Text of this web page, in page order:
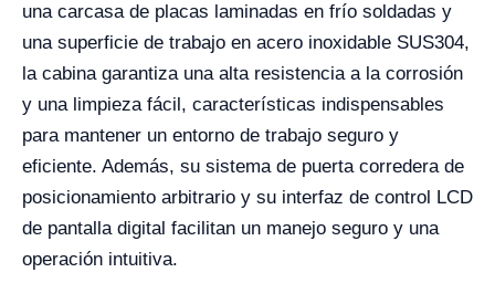
una carcasa de placas laminadas en frío soldadas y
una superficie de trabajo en acero inoxidable SUS304,
la cabina garantiza una alta resistencia a la corrosión
y una limpieza fácil, características indispensables
para mantener un entorno de trabajo seguro y
eficiente. Además, su sistema de puerta corredera de
posicionamiento arbitrario y su interfaz de control LCD
de pantalla digital facilitan un manejo seguro y una
operación intuitiva.